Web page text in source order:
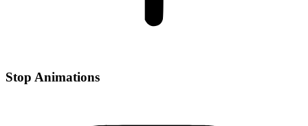
Stop Animations